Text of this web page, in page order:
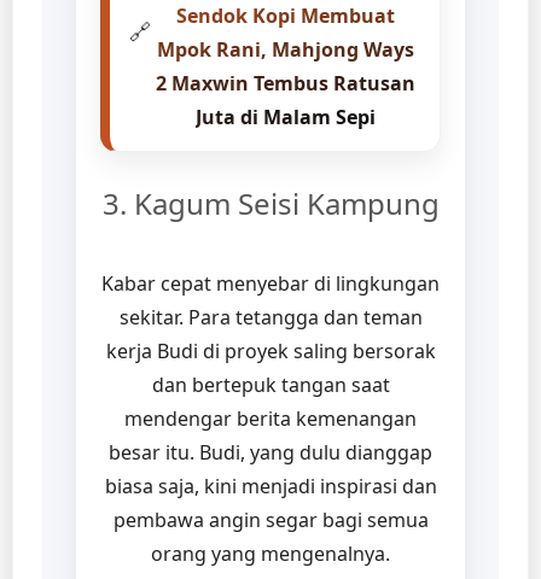
🔗
Sendok Kopi Membuat
Mpok Rani, Mahjong Ways
2 Maxwin Tembus Ratusan
Juta di Malam Sepi
3. Kagum Seisi Kampung
Kabar cepat menyebar di lingkungan
sekitar. Para tetangga dan teman
kerja Budi di proyek saling bersorak
dan bertepuk tangan saat
mendengar berita kemenangan
besar itu. Budi, yang dulu dianggap
biasa saja, kini menjadi inspirasi dan
pembawa angin segar bagi semua
orang yang mengenalnya.